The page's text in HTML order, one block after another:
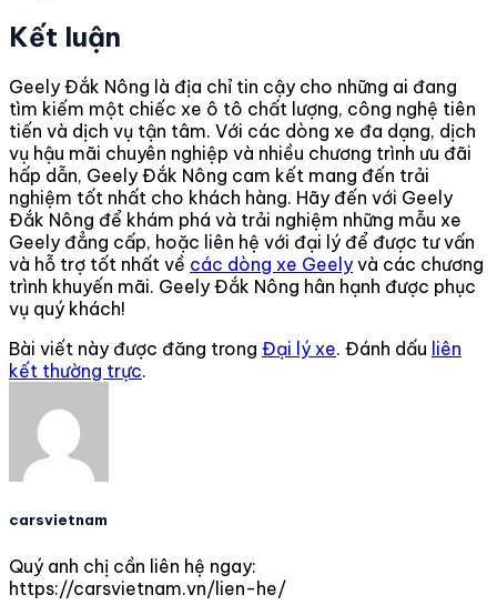
Kết luận
Geely Đắk Nông là địa chỉ tin cậy cho những ai đang
tìm kiếm một chiếc xe ô tô chất lượng, công nghệ tiên
tiến và dịch vụ tận tâm. Với các dòng xe đa dạng, dịch
vụ hậu mãi chuyên nghiệp và nhiều chương trình ưu đãi
hấp dẫn, Geely Đắk Nông cam kết mang đến trải
nghiệm tốt nhất cho khách hàng. Hãy đến với Geely
Đắk Nông để khám phá và trải nghiệm những mẫu xe
Geely đẳng cấp, hoặc liên hệ với đại lý để được tư vấn
và hỗ trợ tốt nhất về các dòng xe Geely và các chương
trình khuyến mãi. Geely Đắk Nông hân hạnh được phục
vụ quý khách!
Bài viết này được đăng trong Đại lý xe. Đánh dấu liên
kết thường trực.
carsvietnam
Quý anh chị cần liên hệ ngay:
https://carsvietnam.vn/lien-he/